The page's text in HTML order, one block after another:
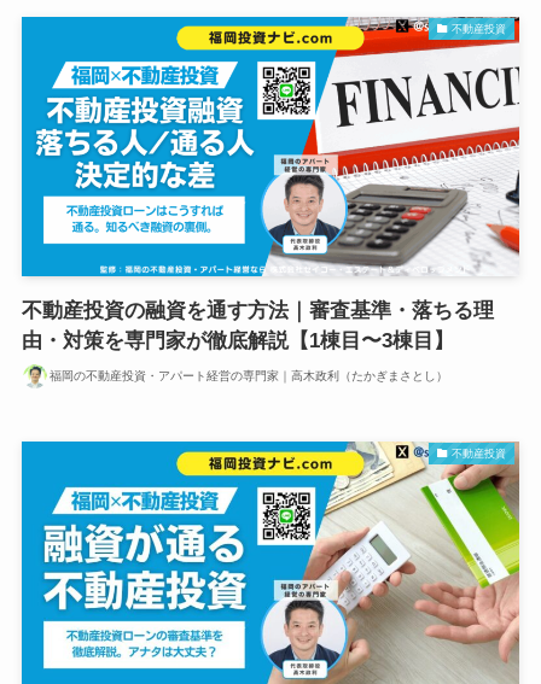
不動産投資
不動産投資の融資を通す方法｜審査基準・落ちる理
由・対策を専門家が徹底解説【1棟目〜3棟目】
福岡の不動産投資・アパート経営の専門家｜高木政利（たかぎまさとし）
不動産投資